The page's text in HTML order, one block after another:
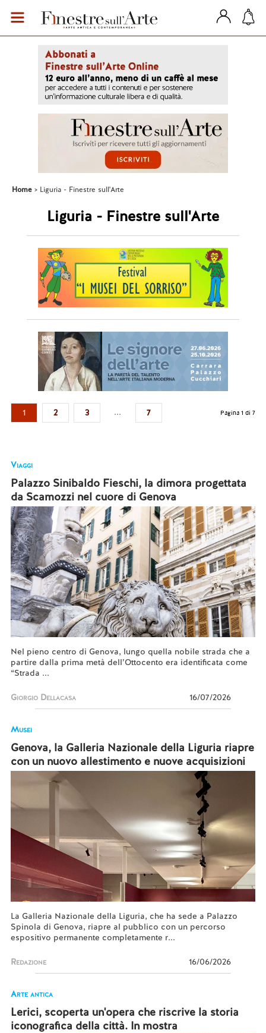
Home Liguria - Finestre sull'Arte
Liguria - Finestre sull'Arte
1 2 3 ... 7 Pagina 1 di 7
Viaggi
Palazzo Sinibaldo Fieschi, la dimora progettata
da Scamozzi nel cuore di Genova
Nel pieno centro di Genova, lungo quella nobile strada che a
partire dalla prima metà dell’Ottocento era identificata come
“Strada ...
Giorgio Dellacasa 16/07/2026
Musei
Genova, la Galleria Nazionale della Liguria riapre
con un nuovo allestimento e nuove acquisizioni
La Galleria Nazionale della Liguria, che ha sede a Palazzo
Spinola di Genova, riapre al pubblico con un percorso
espositivo permanente completamente r...
Redazione 16/06/2026
Arte antica
Lerici, scoperta un'opera che riscrive la storia
iconografica della città. In mostra